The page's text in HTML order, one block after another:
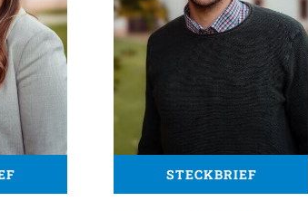
STECKBRIEF